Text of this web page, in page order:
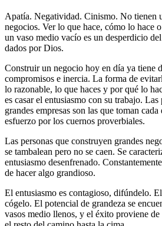
Apatía. Negatividad. Cinismo. No tienen
negocios. Ver lo que hace, cómo lo hace
un vaso medio vacío es un desperdicio
dados por Dios.
Construir un negocio hoy en día ya tiene
compromisos e inercia. La forma de
lo razonable, lo que haces y por qué lo
es casar el entusiasmo con su trabajo. Las
grandes empresas son las que toman
esfuerzo por los cuernos proverbiales.
Las personas que construyen grandes
se tambalean pero no se caen. Se
entusiasmo desenfrenado.
de hacer algo grandioso.
El entusiasmo es contagioso, difúndelo.
cógelo. El potencial de grandeza se
vasos medio llenos, y el éxito proviene